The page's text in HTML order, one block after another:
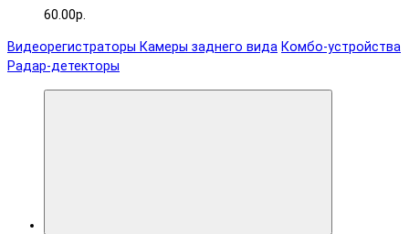
60.00р.
Видеорегистраторы Камеры заднего вида Комбо-устройства
Радар-детекторы